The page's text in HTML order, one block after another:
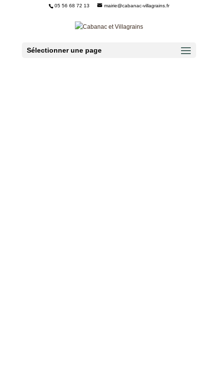
05 56 68 72 13 mairie@cabanac-villagrains.fr
Sélectionner une page